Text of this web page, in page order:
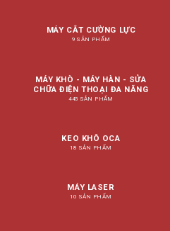
MÁY CẮT CƯỜNG LỰC
9 SẢN PHẨM
MÁY KHÒ - MÁY HÀN - SỬA
CHỮA ĐIỆN THOẠI ĐA NĂNG
445 SẢN PHẨM
KEO KHÔ OCA
18 SẢN PHẨM
MÁY LASER
10 SẢN PHẨM